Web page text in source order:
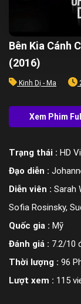
Bên Kia Cánh
(2016)
Kinh Dị - Ma
Trạng thái : HD
Đạo diễn :
Diễn viên : Sarah
Sofia Rosinsky,
Quốc gia : Mỹ
Đánh giá : 7.2/10
Thời lượng : 96
Lượt xem : 115